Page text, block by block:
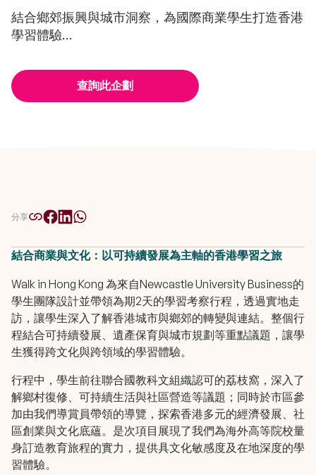
結合鄉郊振興與城市洞察，為國際商業學生打造香港
學習體驗...
查詢此企劃
結合商業與文化：以可持續發展為主軸的香港學習之旅
Walk in Hong Kong 為來自Newcastle University Business的
學生團隊設計並帶領為期2天的學習考察行程，透過實地走
訪，讓學生深入了解香港城市與鄉郊的轉變與連結。整個行
程結合可持續發展、遺產保育與城市規劃等重點議題，讓學
生獲得跨文化與跨領域的學習體驗。
行程中，學生前往聯合國教科文組織認可的荔枝窩，深入了
解鄉村復修、可持續生活與社區營造等議題；同時於市區參
加由我們導賞員帶領的導覽，探索香港多元的經濟發展、社
區創業與文化底蘊。是次項目展現了我們為海外高等院校量
身訂造教育旅程的實力，提供具文化敏感度及在地深度的學
習體驗。
分享